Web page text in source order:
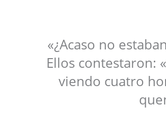
«¿Acaso no
Ellos contestaron:
viendo cuatro